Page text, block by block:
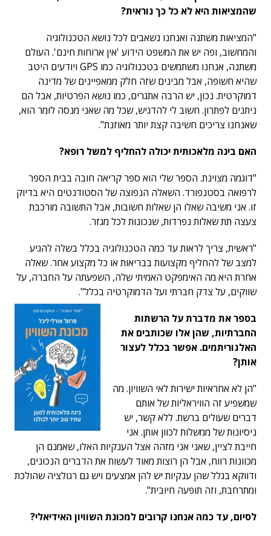
שהמציאות היא לא כל כך נוראית?
"המציאות משתנה ואנחנו נשאבים לכל נושא הטכנולוגיה
והמחשוב, ופה יש את המשפט הידוע 'אין ארוחות חינם'. העולם
משתנה, אנחנו משתמשים בטכנולוגיה כמו GPS ויודעים היטב
שהיא חשופה, אבל מבינים שזה חלק ממאפיינים של מדינה
דמוקרטית. נכון, יש הרבה אתגרים, כמו נושא הפרטיות, אבל הם
ניתנים לפתרון. חשוב לי להדגיש, שכל מה שאני מנסה לומר הוא,
שאנחנו צריכים חשיבה קצת יותר מאוזנת".
האם בינה מלאכותית יכולה להחליף למשל רופא?
"דוגמה מצוינת. הספר שלי הוא ספר קריאה חובה בבית הספר
לרפואה בסטנפורד. השאלה הנפוצה של הסטודנטים היא בדיוק
זו. אני משיבה שאלו הן שאלות חשובות, אבל התשובה מורכבת
צעצה תת שאלות נפרדות, שנכונות לכל מגזר.
"ראשית, צריך לראות עד כמה הטכנולוגיה בכלל בשלה להגיע
למצב של להחליף מקצועות בבריאות או כל מקצוע אחר. שאלה
אחרת היא מה האימפקט האמיתי שלה, השפעתה על החברה, על
שווקים, על צדק חברתי ועל הדמוקרטיה בכלל".
בספר את מדברת על הרשתות
החברתיות, שהן אלו שכותבים את
האלגוריתמים. אפשר בכלל לעצור
אותן?
"הן לא אחראיות ישירות לאי השוויון. מה
שמשפיע זה הוויראליות של אותם
דברים שעולים ברשת. ללא קשר, יש
ניסיונות של ממשלות לכוון אותן. אני
חייבת לציין, שאני אני מזהה אצל הענקיות האלו, שאמנם הן
מכוונות רווח, אבל הן רוצות מאוד לעשות את הדברים הנכונים,
ודווקא בגלל שהן ענקיות יש להן אמצעים ויש גם רגולציה שהולכת
ומתרחבת, וזה תופעה חיובית".
לסיום, עד כמה אנחנו קרובים למכונת השוויון האידיאלי?